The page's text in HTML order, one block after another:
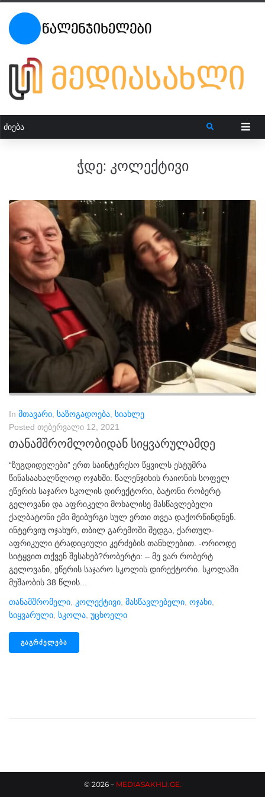
ჭდე: კოლექტივი
In მთავარი საზოგადოება სიახლე
Posted თებერვალი 12, 2021
თანამშრომლობიდან სიყვარულამდე
“ზუგდიდელები” ერთ საინტერესო წყვილს ესტუმრა
წინასაახალწლოდ ოჯახში: წალენჯიხის რაიონის სოფელ
ეწერის საჯარო სკოლის დირექტორი, ბატონი რობერტ
გელოვანი და აფრიკელი მოხალისე მასწავლებელი
ქალბატონი ემი მეიბურგი სულ ერთი თვეა დაქორწინდნენ.
ინტერვიუ ოჯახურ, თბილ გარემოში შედგა, ქართულ-
აფრიკული ტრადიციული კერძების თანხლებით. -ორიოდე
სიტყვით თქვენ შესახებ?რობერტი: – მე ვარ რობერტ
გელოვანი, ეწერის საჯარო სკოლის დირექტორი. სკოლაში
მუშაობის 38 წლის...
Თანამშრომელი Კოლექტივი Მასწავლებელი Ოჯახი
Სიყვარული Სკოლა Უცხოელი
ᲒᲐᲒᲠᲫᲔᲚᲔᲑᲐ
© 2026– MEDIASAKHLI.GE.